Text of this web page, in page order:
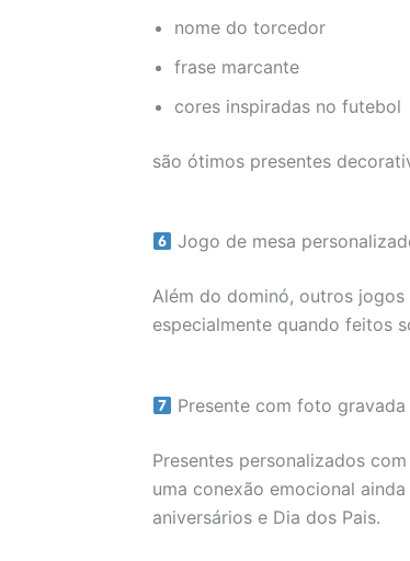
nome do torcedor
frase marcante
cores inspiradas no futebol
são ótimos presentes
Jogo de mesa
Além do dominó, outros
especialmente quando feitos
Presente com foto gravada
Presentes personalizados com
uma conexão emocional
aniversários e Dia dos Pais.